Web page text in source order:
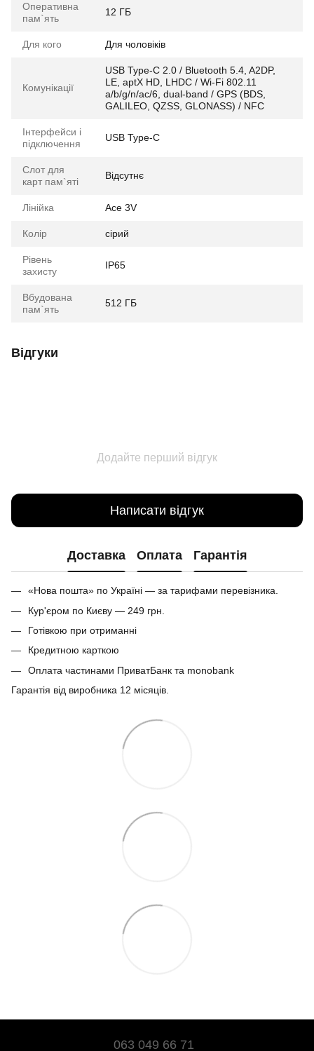
Оперативна
пам`ять
12 ГБ
Для кого Для чоловіків
Комунікації
USB Type-C 2.0 / Bluetooth 5.4, A2DP,
LE, aptX HD, LHDC / Wi-Fi 802.11
a/b/g/n/ac/6, dual-band / GPS (BDS,
GALILEO, QZSS, GLONASS) / NFC
Інтерфейси і
підключення
USB Type-C
Слот для
карт пам`яті
Відсутнє
Лінійка Ace 3V
Колір сірий
Рівень
захисту
IP65
Вбудована
пам`ять
512 ГБ
Відгуки
Додайте перший відгук
Написати відгук
Доставка Оплата Гарантія
«Нова пошта» по Україні — за тарифами перевізника.
Кур'єром по Києву — 249 грн.
Готівкою при отриманні
Кредитною карткою
Оплата частинами ПриватБанк та monobank
Гарантія від виробника 12 місяців.
063 049 66 71